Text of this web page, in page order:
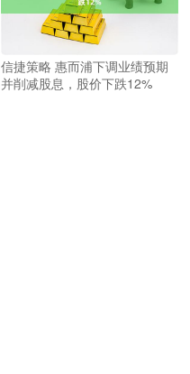
信捷策略 惠而浦下调业绩预期
并削减股息，股价下跌12%